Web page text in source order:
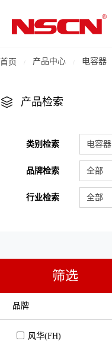
首页 产品中心 电容器
产品检索
类别检索 电容器
品牌检索 全部
行业检索 全部
筛选
品牌
风华(FH)